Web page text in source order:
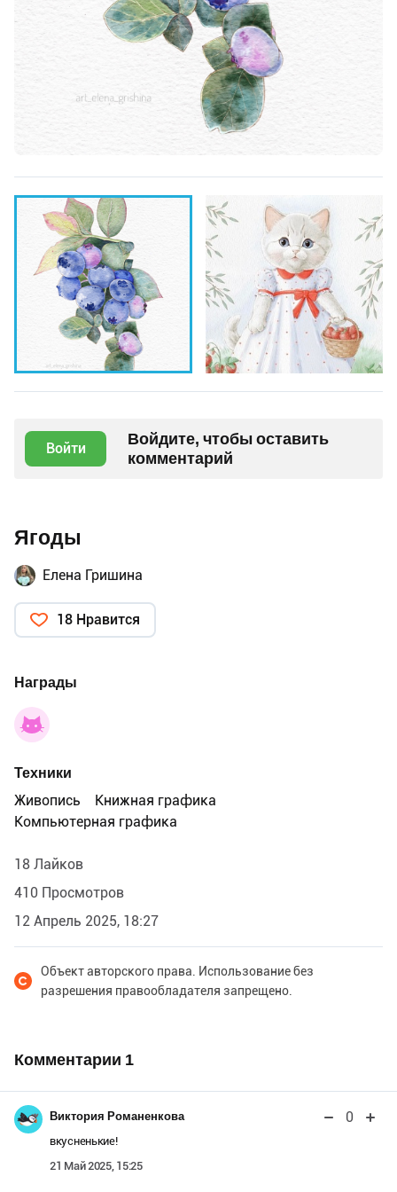
Войти
Войдите, чтобы оставить
комментарий
Ягоды
Елена Гришина
18 Нравится
Награды
Техники
Живопись
Книжная графика
Компьютерная графика
18 Лайков
410 Просмотров
12 Апрель 2025, 18:27
Объект авторского права. Использование без
разрешения правообладателя запрещено.
Комментарии 1
Виктория Романенкова 0
вкусненькие!
21 Май 2025, 15:25